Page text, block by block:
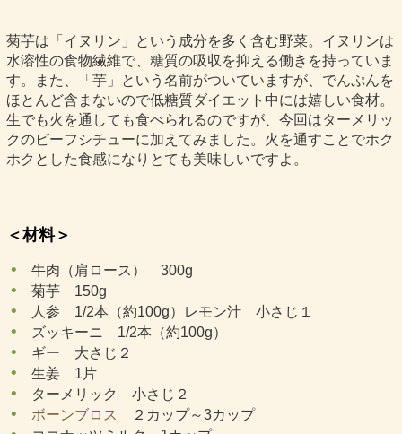
菊芋は「イヌリン」という成分を多く含む野菜。イヌリンは
水溶性の食物繊維で、糖質の吸収を抑える働きを持っていま
す。また、「芋」という名前がついていますが、でんぷんを
ほとんど含まないので低糖質ダイエット中には嬉しい食材。
生でも火を通しても食べられるのですが、今回はターメリッ
クのビーフシチューに加えてみました。火を通すことでホク
ホクとした食感になりとても美味しいですよ。
＜材料＞
牛肉（肩ロース） 300g
菊芋 150g
人参 1/2本（約100g）レモン汁 小さじ１
ズッキーニ 1/2本（約100g）
ギー 大さじ２
生姜 1片
ターメリック 小さじ２
ボーンブロス
２カップ～3カップ